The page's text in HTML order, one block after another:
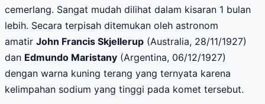
cemerlang. Sangat mudah dilihat dalam kisaran 1 bulan
lebih. Secara terpisah ditemukan oleh astronom
amatir John Francis Skjellerup (Australia, 28/11/1927)
dan Edmundo Maristany (Argentina, 06/12/1927)
dengan warna kuning terang yang ternyata karena
kelimpahan sodium yang tinggi pada komet tersebut.